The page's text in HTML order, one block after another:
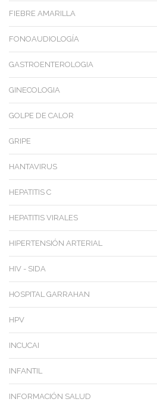
FIEBRE AMARILLA
FONOAUDIOLOGÍA
GASTROENTEROLOGIA
GINECOLOGIA
GOLPE DE CALOR
GRIPE
HANTAVIRUS
HEPATITIS C
HEPATITIS VIRALES
HIPERTENSIÓN ARTERIAL
HIV - SIDA
HOSPITAL GARRAHAN
HPV
INCUCAI
INFANTIL
INFORMACIÓN SALUD